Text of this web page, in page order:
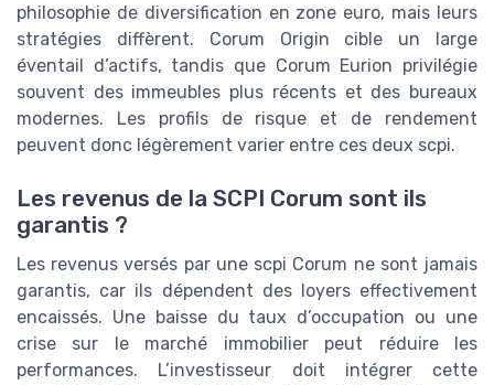
philosophie de diversification en zone euro, mais leurs
stratégies diffèrent. Corum Origin cible un large
éventail d’actifs, tandis que Corum Eurion privilégie
souvent des immeubles plus récents et des bureaux
modernes. Les profils de risque et de rendement
peuvent donc légèrement varier entre ces deux scpi.
Les revenus de la SCPI Corum sont ils
garantis ?
Les revenus versés par une scpi Corum ne sont jamais
garantis, car ils dépendent des loyers effectivement
encaissés. Une baisse du taux d’occupation ou une
crise sur le marché immobilier peut réduire les
performances. L’investisseur doit intégrer cette